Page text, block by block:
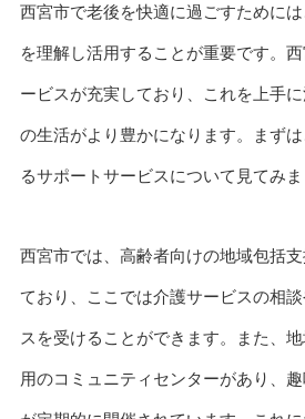
西宮市で老後を快適に過ごすために
を理解し活用することが重要です。
ービスが充実しており、これを上手
の生活がより豊かになります。まず
るサポートサービスについて見てみま
西宮市では、高齢者向けの地域包括
ており、ここでは介護サービスの相
スを受けることができます。また、
用のコミュニティセンターがあり、